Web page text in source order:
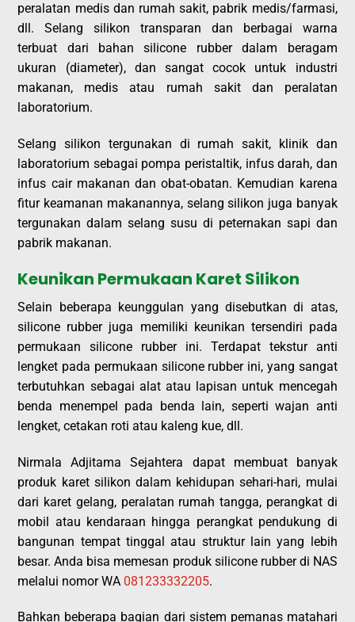
peralatan medis dan rumah sakit, pabrik medis/farmasi,
dll. Selang silikon transparan dan berbagai warna
terbuat dari bahan silicone rubber dalam beragam
ukuran (diameter), dan sangat cocok untuk industri
makanan, medis atau rumah sakit dan peralatan
laboratorium.
Selang silikon tergunakan di rumah sakit, klinik dan
laboratorium sebagai pompa peristaltik, infus darah, dan
infus cair makanan dan obat-obatan. Kemudian karena
fitur keamanan makanannya, selang silikon juga banyak
tergunakan dalam selang susu di peternakan sapi dan
pabrik makanan.
Keunikan Permukaan Karet Silikon
Selain beberapa keunggulan yang disebutkan di atas,
silicone rubber juga memiliki keunikan tersendiri pada
permukaan silicone rubber ini. Terdapat tekstur anti
lengket pada permukaan silicone rubber ini, yang sangat
terbutuhkan sebagai alat atau lapisan untuk mencegah
benda menempel pada benda lain, seperti wajan anti
lengket, cetakan roti atau kaleng kue, dll.
Nirmala Adjitama Sejahtera dapat membuat banyak
produk karet silikon dalam kehidupan sehari-hari, mulai
dari karet gelang, peralatan rumah tangga, perangkat di
mobil atau kendaraan hingga perangkat pendukung di
bangunan tempat tinggal atau struktur lain yang lebih
besar. Anda bisa memesan produk silicone rubber di NAS
melalui nomor WA 081233332205.
Bahkan beberapa bagian dari sistem pemanas matahari